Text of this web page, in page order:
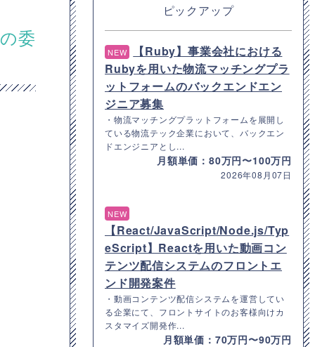
委
ピックアップ
NEW
【Ruby】事業会社における
Rubyを用いた物流マッチングプラ
ットフォームのバックエンドエン
ジニア募集
・物流マッチングプラットフォームを展開し
ている物流テック企業において、バックエン
ドエンジニアとし...
月額単価：80万円〜100万円
2026年08月07日
NEW
【React/JavaScript/Node.js/Typ
eScript】Reactを用いた動画コン
テンツ配信システムのフロントエ
ンド開発案件
・動画コンテンツ配信システムを運営してい
る企業にて、フロントサイトのお客様向けカ
スタマイズ開発作...
月額単価：70万円〜90万円